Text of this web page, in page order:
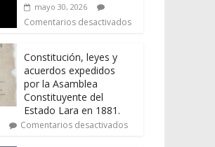
mayo 30, 2026
Comentarios desactivados
Constitución, leyes y
acuerdos expedidos
por la Asamblea
Constituyente del
Estado Lara en 1881.
Comentarios desactivados